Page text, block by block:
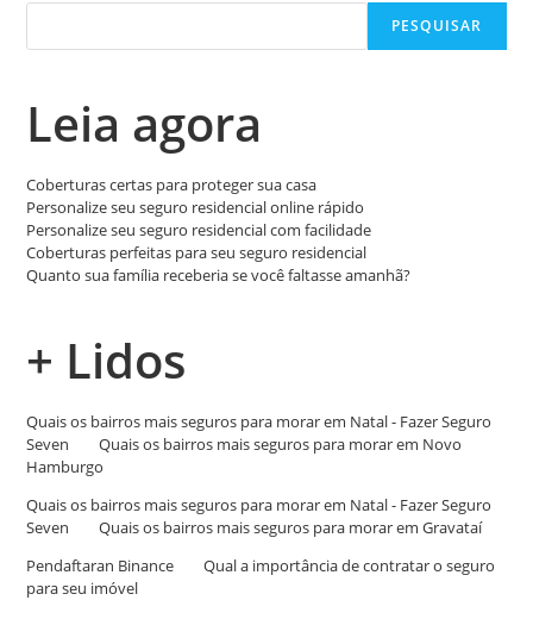
PESQUISAR
Leia agora
Coberturas certas para proteger sua casa
Personalize seu seguro residencial online rápido
Personalize seu seguro residencial com facilidade
Coberturas perfeitas para seu seguro residencial
Quanto sua família receberia se você faltasse amanhã?
+ Lidos
Quais os bairros mais seguros para morar em Natal - Fazer Seguro
Seven emQuais os bairros mais seguros para morar em Novo
Hamburgo
Quais os bairros mais seguros para morar em Natal - Fazer Seguro
Seven emQuais os bairros mais seguros para morar em Gravataí
Pendaftaran Binance emQual a importância de contratar o seguro
para seu imóvel